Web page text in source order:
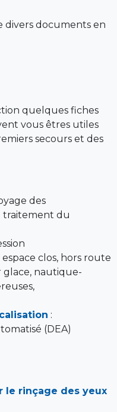
divers documents en
quelques fiches
vous êtres utiles
secours et des
des
traitement du
clos, hors route
glace, nautique-
:
(DEA)
le rinçage des yeux